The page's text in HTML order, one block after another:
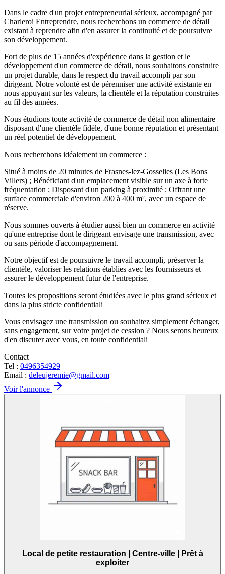
Dans le cadre d'un projet entrepreneurial sérieux, accompagné par
Charleroi Entreprendre, nous recherchons un commerce de détail
existant à reprendre afin d'en assurer la continuité et de poursuivre
son développement.
Fort de plus de 15 années d'expérience dans la gestion et le
développement d'un commerce de détail, nous souhaitons construire
un projet durable, dans le respect du travail accompli par son
dirigeant. Notre volonté est de pérenniser une activité existante en
nous appuyant sur les valeurs, la clientèle et la réputation construites
au fil des années.
Nous étudions toute activité de commerce de détail non alimentaire
disposant d'une clientèle fidèle, d'une bonne réputation et présentant
un réel potentiel de développement.
Nous recherchons idéalement un commerce :
Situé à moins de 20 minutes de Frasnes-lez-Gosselies (Les Bons
Villers) ; Bénéficiant d'un emplacement visible sur un axe à forte
fréquentation ; Disposant d'un parking à proximité ; Offrant une
surface commerciale d'environ 200 à 400 m², avec un espace de
réserve.
Nous sommes ouverts à étudier aussi bien un commerce en activité
qu'une entreprise dont le dirigeant envisage une transmission, avec
ou sans période d'accompagnement.
Notre objectif est de poursuivre le travail accompli, préserver la
clientèle, valoriser les relations établies avec les fournisseurs et
assurer le développement futur de l'entreprise.
Toutes les propositions seront étudiées avec le plus grand sérieux et
dans la plus stricte confidentiali
Vous envisagez une transmission ou souhaitez simplement échanger,
sans engagement, sur votre projet de cession ? Nous serons heureux
d'en discuter avec vous, en toute confidentiali ‍
Contact
Tel : 0496354929
Email : deleujeremie@gmail.com
Voir l'annonce
Local de petite restauration | Centre-ville | Prêt à
exploiter